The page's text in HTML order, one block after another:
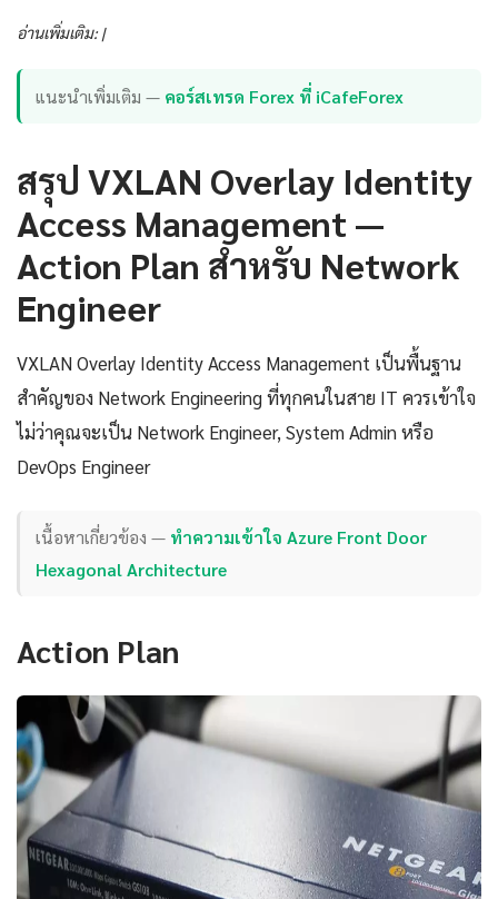
อ่านเพิ่มเติม: |
แนะนำเพิ่มเติม — คอร์สเทรด Forex ที่ iCafeForex
สรุป VXLAN Overlay Identity
Access Management —
Action Plan สำหรับ Network
Engineer
VXLAN Overlay Identity Access Management เป็นพื้นฐาน
สำคัญของ Network Engineering ที่ทุกคนในสาย IT ควรเข้าใจ
ไม่ว่าคุณจะเป็น Network Engineer, System Admin หรือ
DevOps Engineer
เนื้อหาเกี่ยวข้อง — ทำความเข้าใจ Azure Front Door
Hexagonal Architecture
Action Plan